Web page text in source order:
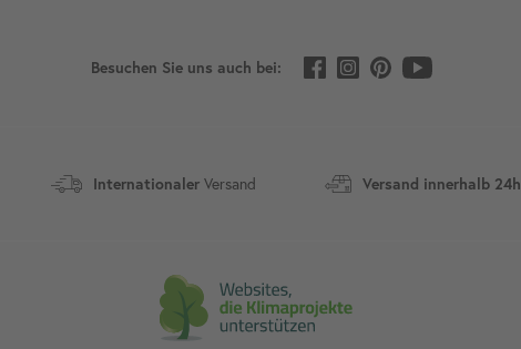
InternationalerVersand Versand innerhalb 24h
Besuchen Sie uns auch bei: